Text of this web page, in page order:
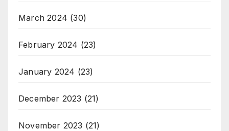
March 2024 (30)
February 2024 (23)
January 2024 (23)
December 2023 (21)
November 2023 (21)